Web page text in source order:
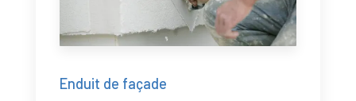
Enduit de façade